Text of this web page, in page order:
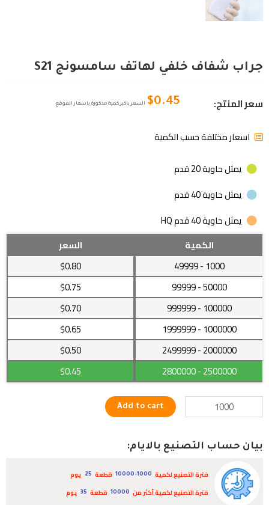
جراب شفاف خلفي لهاتف سامسونج S21
سعر المنتج: $0.45 السعر باكبر كمية مذكورة باسعار الموقع
اسعار مختلفة حسب الكمية
يمثل حاوية 20 قدم
يمثل حاوية 40 قدم
يمثل حاوية 40 قدم HQ
الكمية
السعر
1000
- 49999
$0.80
50000
- 99999
$0.75
100000
- 999999
$0.70
1000000
- 1999999
$0.65
2000000
- 2499999
$0.50
2500000
- 2800000
$0.45
شفاف
لهاتف
سامسونج
quantity
Add to cart
بيان حساب التصنيع بالايام:
فترة التصنيع لكمية 10000-1000 قطعة 25
يوم
فترة التصنيع لكمية أكثر من
10000 قطعة 35 يوم